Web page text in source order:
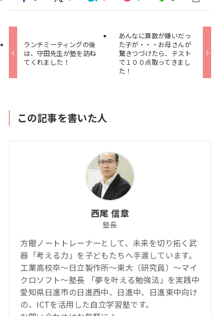
ランチミーティングの後
は、守田先生が塾を訪ね
てくれました！
あんなに算数が嫌いだっ
た子が・・・お母さんが
驚きつづけたら、テスト
で１００点取ってきまし
た！
この記事を書いた人
西尾 信章
塾長
方眼ノートトレーナーとして、未来を切り拓く武
器「考える力」を子どもたちへ手渡しています。
工業高校卒～日立製作所～東大（研究員）～マイ
クロソフト～塾長 「夢を叶える勉強法」を実践中
愛知県日進市の日進西中、日進中、日進東中向け
の、ICTを活用した自立学習塾です。